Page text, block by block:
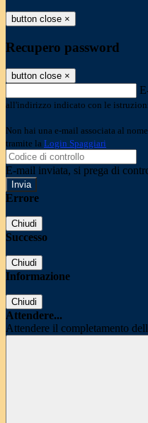
button close ×
Recupero password
button close ×
all'indirizzo indicato con le istruzioni
Non hai una e-mail associata al
tramite la Login Spaggiari
E-mail inviata, si prega di
Errore
Chiudi
Successo
Chiudi
Informazione
Chiudi
Attendere...
Attendere il completamento